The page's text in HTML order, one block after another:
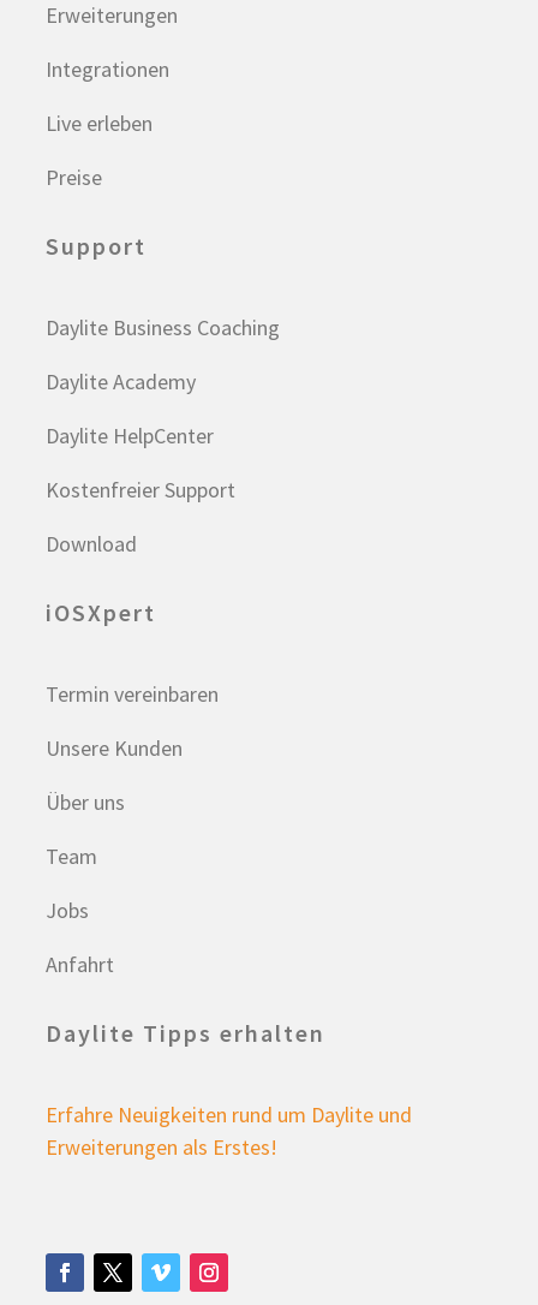
Erweiterungen
Integrationen
Live erleben
Preise
Support
Daylite Business Coaching
Daylite Academy
Daylite HelpCenter
Kostenfreier Support
Download
iOSXpert
Termin vereinbaren
Unsere Kunden
Über uns
Team
Jobs
Anfahrt
Daylite Tipps erhalten
Erfahre Neuigkeiten rund um Daylite und
Erweiterungen als Erstes!